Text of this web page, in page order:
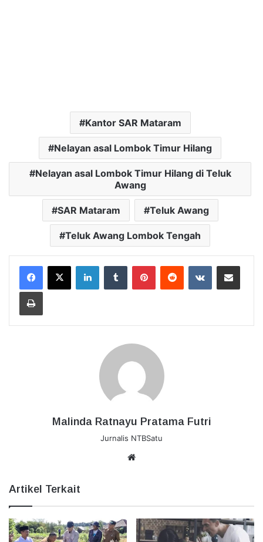
Kantor SAR Mataram
Nelayan asal Lombok Timur Hilang
Nelayan asal Lombok Timur Hilang di Teluk
Awang
SAR Mataram Teluk Awang
Teluk Awang Lombok Tengah
LinkedInTumblr PinterestReddit VKontakteBagikan Lewat Email
Cetak
Malinda Ratnayu Pratama Futri
Jurnalis NTBSatu
Artikel Terkait